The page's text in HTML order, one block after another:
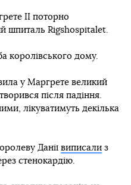
II поторно
шпиталь Rigshospitalet.
королівського дому.
у Маргрете великий
після падіння.
лікуватимуть декілька
Данії виписали з
стенокардію.